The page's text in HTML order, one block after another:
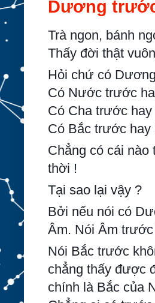
Dương
Trà ngon, bánh
Thấy đời thật
Hỏi chứ có
Có Nước trước
Có Cha trước
Có Bắc trước
Chẳng có cái nào
thời !
Tại sao lại vậy ?
Bởi nếu nói có
Âm. Nói Âm
Nói Bắc trước
chẳng thấy được
chính là Bắc của